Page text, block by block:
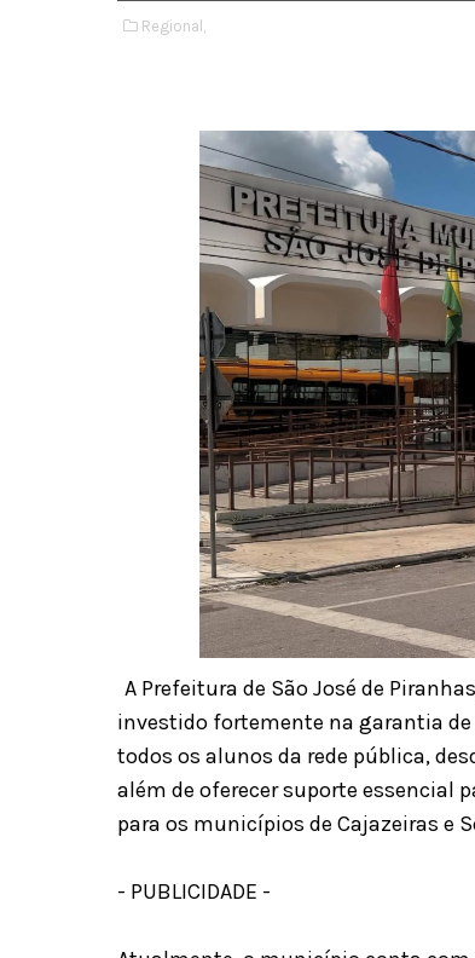
Regional,
A Prefeitura de São José de
investido fortemente na garantia
todos os alunos da rede pública,
além de oferecer suporte essencial
para os municípios de Cajazeiras e
- PUBLICIDADE -